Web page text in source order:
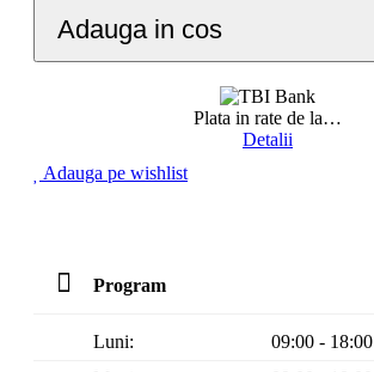
Adauga in cos
Plata in rate de la…
Detalii
Adauga pe wishlist
Program
Luni:
09:00 - 18:00